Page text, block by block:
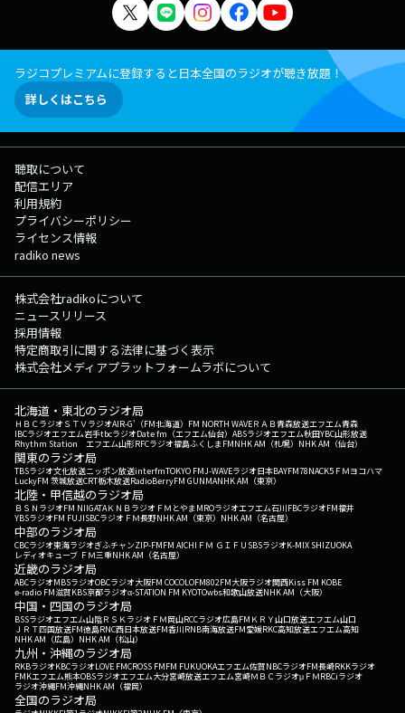
ラジコプレミアムに登録すると日本全国のラジオが聴き放題！
詳しくはこちら
聴取について
配信エリア
利用規約
プライバシーポリシー
ライセンス情報
radiko news
株式会社radikoについて
ニュースリリース
採用情報
特定商取引に関する法律に基づく表示
株式会社メディアプラットフォームラボについて
北海道・東北のラジオ局
ＨＢＣラジオＳＴＶラジオAIR-G'（FM北海道） FM NORTH WAVEＲＡＢ青森放送エフエム青森
IBCラジオエフエム岩手tbcラジオDate fm（エフエム仙台） ABSラジオエフエム秋田YBC山形放送
Rhythm Station エフエム山形RFCラジオ福島ふくしまFMNHK AM（札幌） NHK AM（仙台）
関東のラジオ局
TBSラジオ文化放送ニッポン放送interfmTOKYO FMJ-WAVEラジオ日本BAYFM78NACK5 ＦＭヨコハマ
LuckyFM 茨城放送CRT栃木放送RadioBerryFM GUNMANHK AM（東京）
北陸・甲信越のラジオ局
ＢＳＮラジオFM NIIGATAＫＮＢラジオ ＦＭとやまMROラジオエフエム石川FBCラジオFM福井
YBSラジオFM FUJISBCラジオ ＦＭ長野NHK AM（東京） NHK AM（名古屋）
中部のラジオ局
CBCラジオ東海ラジオぎふチャンZIP-FMFM AICHI ＦＭ ＧＩＦＵ SBSラジオK-MIX SHIZUOKA
レディオキューブ ＦＭ三重NHK AM（名古屋）
近畿のラジオ局
ABCラジオMBSラジオOBCラジオ大阪FM COCOLOFM802FM大阪ラジオ関西Kiss FM KOBE
e-radio FM滋賀KBS京都ラジオα-STATION FM KYOTOwbs和歌山放送NHK AM（大阪）
中国・四国のラジオ局
BSSラジオエフエム山陰ＲＳＫラジオ ＦＭ岡山RCCラジオ広島FM ＫＲＹ山口放送エフエム山口
ＪＲＴ四国放送FM徳島RNC西日本放送FM香川RNB南海放送FM愛媛RKC高知放送エフエム高知
NHK AM（広島） NHK AM（松山）
九州・沖縄のラジオ局
RKBラジオKBCラジオLOVE FMCROSS FMFM FUKUOKAエフエム佐賀NBCラジオFM長崎RKKラジオ
FMKエフエム熊本OBSラジオエフエム大分宮崎放送エフエム宮崎ＭＢＣラジオμＦＭRBCiラジオ
ラジオ沖縄FM沖縄NHK AM（福岡）
全国のラジオ局